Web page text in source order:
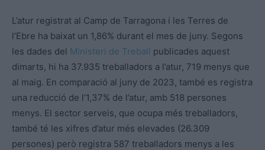
L’atur registrat al Camp de Tarragona i les Terres de
l’Ebre ha baixat un 1,86% durant el mes de juny. Segons
les dades del Ministeri de Treball publicades aquest
dimarts, hi ha 37.935 treballadors a l’atur, 719 menys que
al maig. En comparació al juny de 2023, també es registra
una reducció de l’1,37% de l’atur, amb 518 persones
menys. El sector serveis, que ocupa més treballadors,
també té les xifres d’atur més elevades (26.309
persones) però registra 587 treballadors menys a les